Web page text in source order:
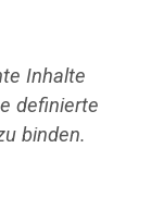
Inhalte
definierte
binden.